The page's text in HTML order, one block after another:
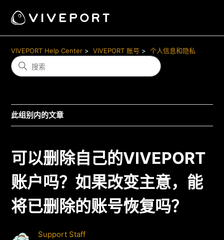
VIVEPORT Help Center VIVEPORT 账号 个人信息和隐私
此组别内的文章
可以删除自己的VIVEPORT
账户吗？如果改变主意，能
将已删除的账号恢复吗？
Support Staff